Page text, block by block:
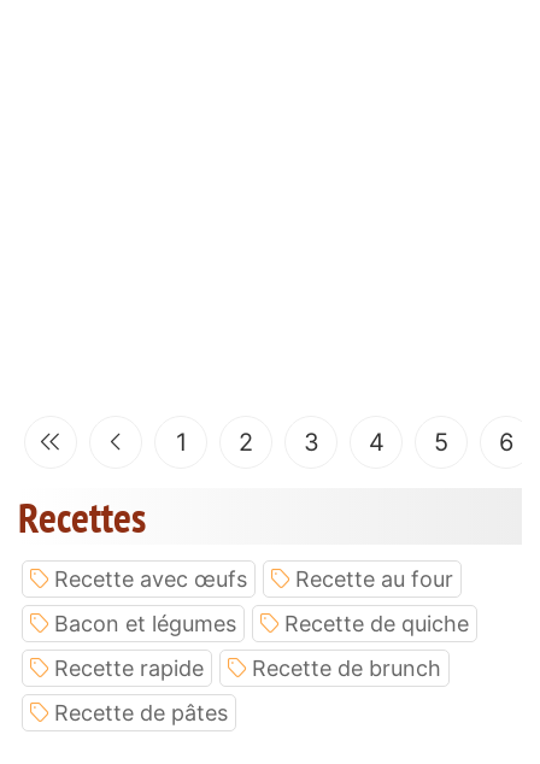
1 2 3 4 5 6
Recettes
Recette avec œufs
Recette au four
Bacon et légumes
Recette de quiche
Recette rapide
Recette de brunch
Recette de pâtes